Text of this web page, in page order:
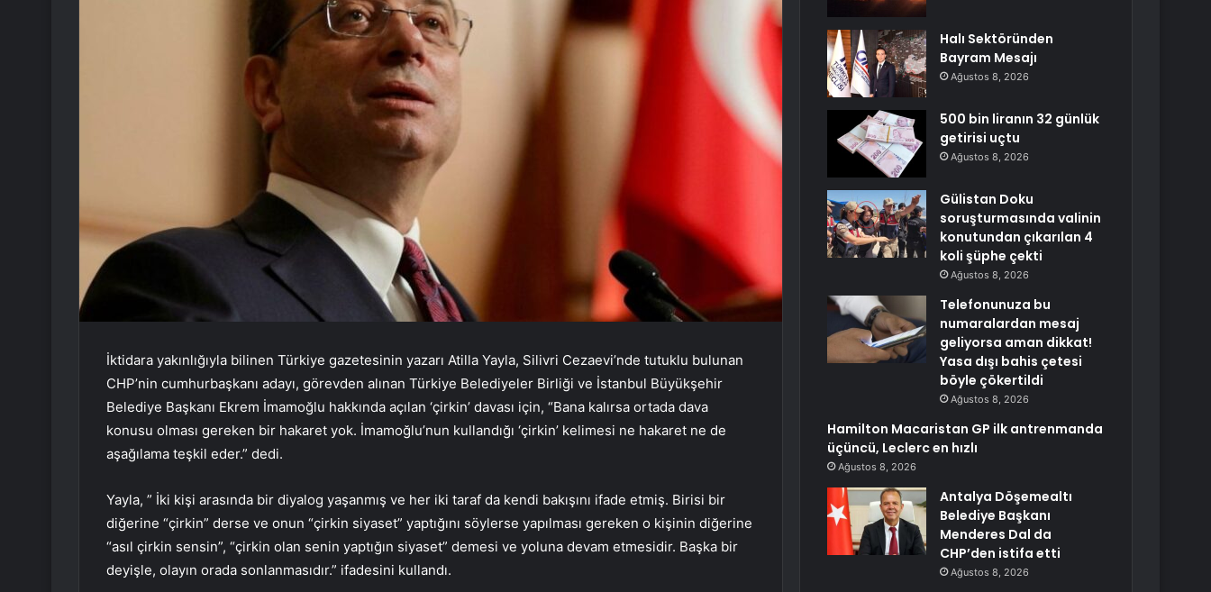
İktidara yakınlığıyla bilinen Türkiye gazetesinin yazarı Atilla Yayla, Silivri Cezaevi’nde tutuklu bulunan
CHP’nin cumhurbaşkanı adayı, görevden alınan Türkiye Belediyeler Birliği ve İstanbul Büyükşehir
Belediye Başkanı Ekrem İmamoğlu hakkında açılan ‘çirkin’ davası için, “Bana kalırsa ortada dava
konusu olması gereken bir hakaret yok. İmamoğlu’nun kullandığı ‘çirkin’ kelimesi ne hakaret ne de
aşağılama teşkil eder.” dedi.
Yayla, ” İki kişi arasında bir diyalog yaşanmış ve her iki taraf da kendi bakışını ifade etmiş. Birisi bir
diğerine “çirkin” derse ve onun “çirkin siyaset” yaptığını söylerse yapılması gereken o kişinin diğerine
“asıl çirkin sensin”, “çirkin olan senin yaptığın siyaset” demesi ve yoluna devam etmesidir. Başka bir
deyişle, olayın orada sonlanmasıdır.” ifadesini kullandı.
Halı Sektöründen
Bayram Mesajı
Ağustos 8, 2026
500 bin liranın 32 günlük
getirisi uçtu
Ağustos 8, 2026
Gülistan Doku
soruşturmasında valinin
konutundan çıkarılan 4
koli şüphe çekti
Ağustos 8, 2026
Telefonunuza bu
numaralardan mesaj
geliyorsa aman dikkat!
Yasa dışı bahis çetesi
böyle çökertildi
Ağustos 8, 2026
Hamilton Macaristan GP ilk antrenmanda
üçüncü, Leclerc en hızlı
Ağustos 8, 2026
Antalya Döşemealtı
Belediye Başkanı
Menderes Dal da
CHP’den istifa etti
Ağustos 8, 2026